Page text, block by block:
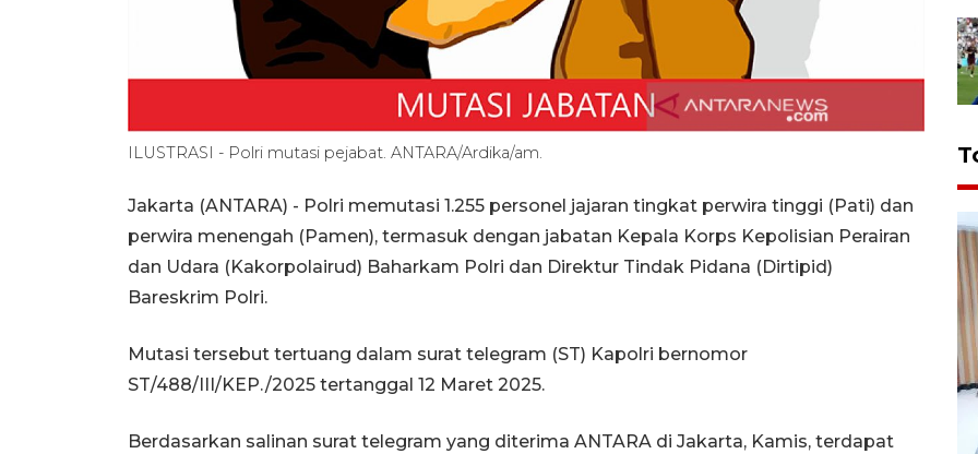
ILUSTRASI - Polri mutasi pejabat. ANTARA/Ardika/am.
Jakarta (ANTARA) - Polri memutasi 1.255 personel jajaran tingkat perwira tinggi (Pati) dan
perwira menengah (Pamen), termasuk dengan jabatan Kepala Korps Kepolisian Perairan
dan Udara (Kakorpolairud) Baharkam Polri dan Direktur Tindak Pidana (Dirtipid)
Bareskrim Polri.
Mutasi tersebut tertuang dalam surat telegram (ST) Kapolri bernomor
ST/488/III/KEP./2025 tertanggal 12 Maret 2025.
Berdasarkan salinan surat telegram yang diterima ANTARA di Jakarta, Kamis, terdapat